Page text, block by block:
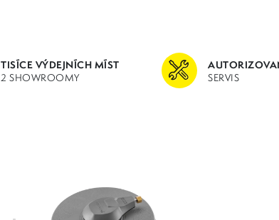
TISÍCE VÝDEJNÍCH MÍST
2 SHOWROOMY SERVIS